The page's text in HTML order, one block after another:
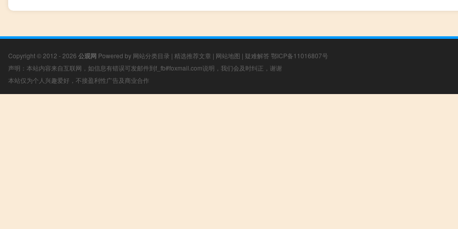
Copyright © 2012 - 2026 公观网 Powered by 网站分类目录 | 精选推荐文章 | 网站地图 | 疑难解答 鄂ICP备11016807号
声明：本站内容来自互联网，如信息有错误可发邮件到f_fb#foxmail.com说明，我们会及时纠正，谢谢
本站仅为个人兴趣爱好，不接盈利性广告及商业合作